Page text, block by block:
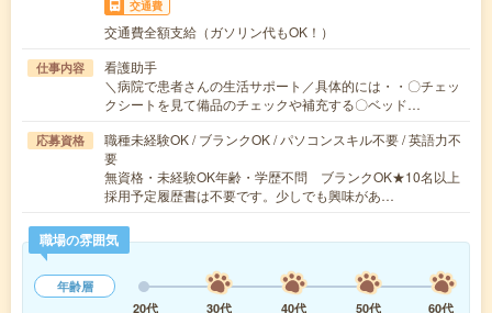
交通費
交通費全額支給（ガソリン代もOK！）
仕事内容
看護助手
＼病院で患者さんの生活サポート／具体的には・・〇チェッ
クシートを見て備品のチェックや補充する〇ベッド…
応募資格
職種未経験OK / ブランクOK / パソコンスキル不要 / 英語力不
要
無資格・未経験OK年齢・学歴不問 ブランクOK★10名以上
採用予定履歴書は不要です。少しでも興味があ…
職場の雰囲気
年齢層
20代
30代 40代 50代
60代